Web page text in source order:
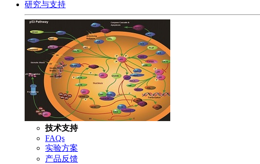
研究与支持
技术支持
FAQs
实验方案
产品反馈